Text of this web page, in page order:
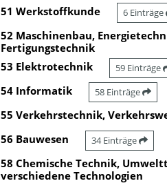
51 Werkstoffkunde 6 Einträge
52 Maschinenbau,
Fertigungstechnik
53 Elektrotechnik 59 Einträge
54 Informatik 58 Einträge
55 Verkehrstechnik,
56 Bauwesen 34 Einträge
58 Chemische Technik,
verschiedene Technologien